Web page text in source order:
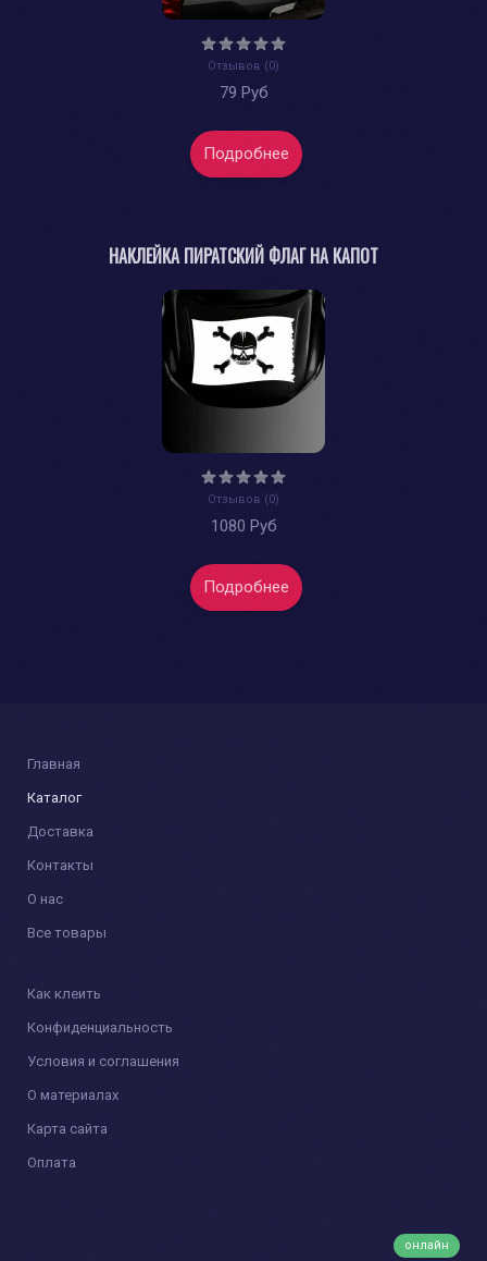
Отзывов (0)
79 Руб
Подробнее
НАКЛЕЙКА ПИРАТСКИЙ ФЛАГ НА КАПОТ
Отзывов (0)
1080 Руб
Подробнее
Главная
Каталог
Доставка
Контакты
О нас
Все товары
Как клеить
Конфиденциальность
Условия и соглашения
О материалах
Карта сайта
Оплата
онлайн